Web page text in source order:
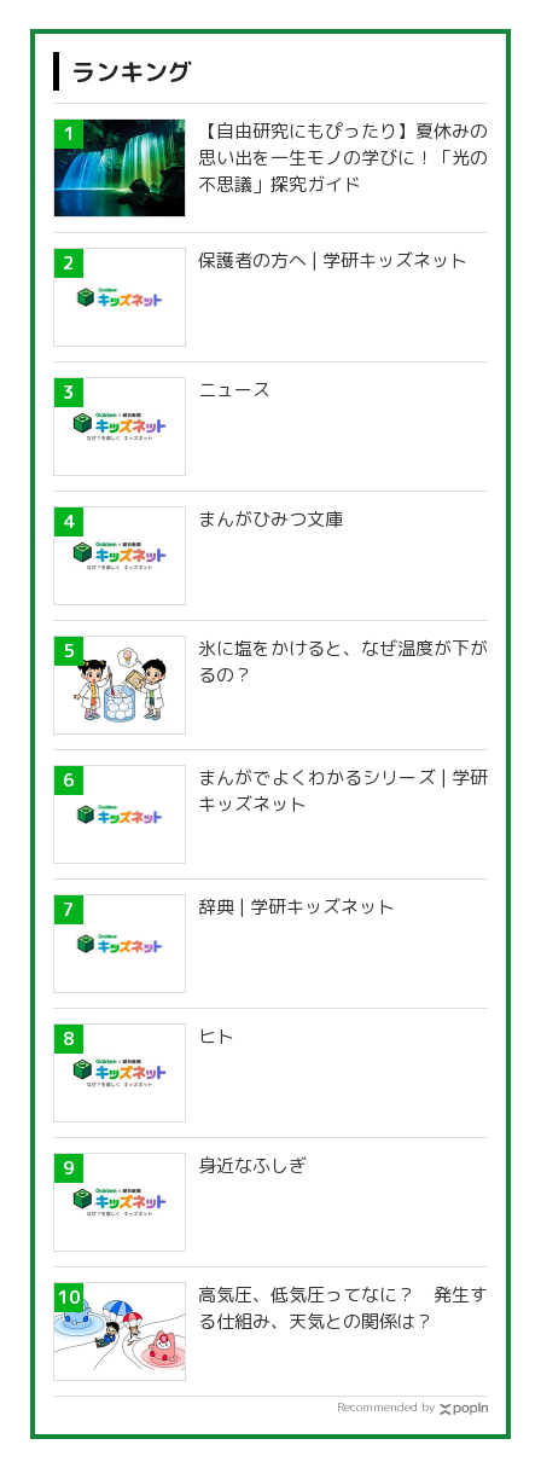
ランキング
【自由研究にもぴったり】夏休みの
思い出を一生モノの学びに！「光の
不思議」探究ガイド
保護者の方へ | 学研キッズネット
ニュース
まんがひみつ文庫
氷に塩をかけると、なぜ温度が下が
るの？
まんがでよくわかるシリーズ | 学研
キッズネット
辞典 | 学研キッズネット
ヒト
身近なふしぎ
高気圧、低気圧ってなに？ 発生す
る仕組み、天気との関係は？
Recommended by